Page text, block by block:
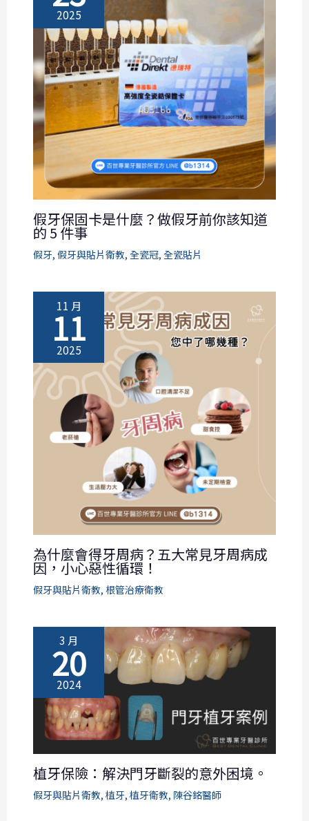
2025
假牙保固卡是什麼？做假牙前你該知道
的 5 件事
假牙,假牙與貼片衛教,全瓷冠,全瓷貼片
11 月
11
2025
為什麼會得牙周病？五大常見牙周病成
因，小心惡性循環！
假牙與貼片衛教,根管治療衛教
3 月
20
2024
植牙保險：解決門牙斷裂的意外困境。
假牙與貼片衛教,植牙,植牙衛教, 陳谷銘醫師